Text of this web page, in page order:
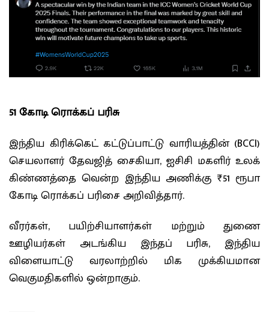
₹51 கோடி ரொக்கப் பரிசு
இந்திய கிரிக்கெட் கட்டுப்பாட்டு வாரியத்தின் (BCCI)
செயலாளர் தேவஜித் சைகியா, ஐசிசி மகளிர் உலக்
கிண்ணத்தை வென்ற இந்திய அணிக்கு ₹51 ரூபா
கோடி ரொக்கப் பரிசை அறிவித்தார்.
வீரர்கள், பயிற்சியாளர்கள் மற்றும் துணை
ஊழியர்கள் அடங்கிய இந்தப் பரிசு, இந்திய
விளையாட்டு வரலாற்றில் மிக முக்கியமான
வெகுமதிகளில் ஒன்றாகும்.